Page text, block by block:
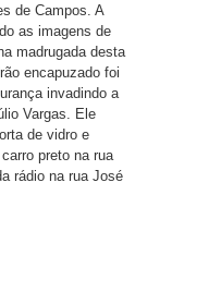
de Campos. A
as imagens de
madrugada desta
encapuzado foi
invadindo a
Vargas. Ele
de vidro e
preto na rua
rádio na rua José